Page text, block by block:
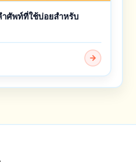
ำศัพท์ที่ใช้บ่อยสำหรับ